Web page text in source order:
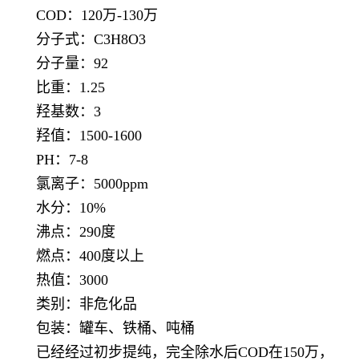
COD：120万-130万
分子式：C3H8O3
分子量：92
比重：1.25
羟基数：3
羟值：1500-1600
PH：7-8
氯离子：5000ppm
水分：10%
沸点：290度
燃点：400度以上
热值：3000
类别：非危化品
包装：罐车、铁桶、吨桶
已经经过初步提纯，完全除水后COD在150万，